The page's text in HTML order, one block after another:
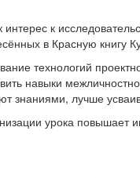
к
в Красную книгу
технологий
навыки
знаниями, лучше
урока повышает